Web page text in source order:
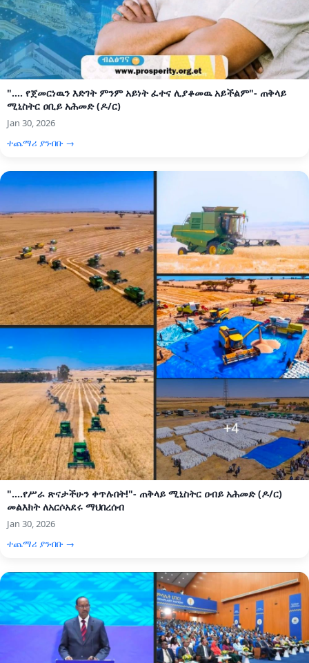
".... የጀመርነዉን እድገት ምንም አይነት ፈተና ሊያቆመዉ አይችልም"- ጠቅላይ
ሚኒስትር ዐቢይ አሕመድ (ዶ/ር)
Jan 30, 2026
ተጨማሪ ያንብቡ →
"....የሥራ ጽናታችሁን ቀጥሉበት!"- ጠቅላይ ሚኒስትር ዐብይ አሕመድ (ዶ/ር)
መልእክት ለአርሶአደሩ ማህበረሰብ
Jan 30, 2026
ተጨማሪ ያንብቡ →